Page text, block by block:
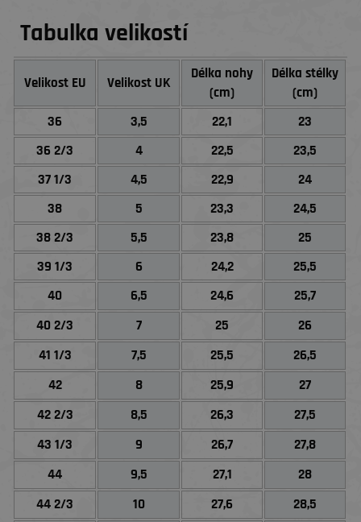
Tabulka velikostí
Velikost EU Velikost UK
Délka nohy
(cm)
Délka stélky
(cm)
36
3,5 22,1
23
36 2/3
4 22,5
23,5
37 1/3
4,5 22,9
24
38
5 23,3
24,5
38 2/3
5,5 23,8
25
39 1/3
6 24,2
25,5
40
6,5 24,6
25,7
40 2/3
7 25
26
41 1/3
7,5 25,5
26,5
42
8 25,9
27
42 2/3
8,5 26,3
27,5
43 1/3
9 26,7
27,8
44
9,5 27,1
28
44 2/3
10 27,6
28,5